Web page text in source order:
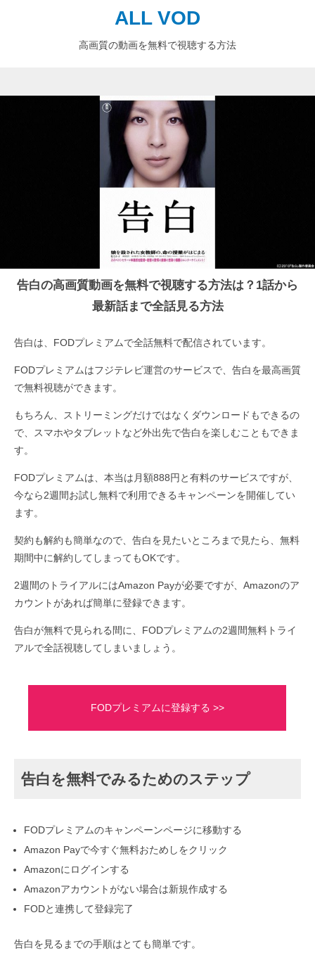
ALL VOD
高画質の動画を無料で視聴する方法
告白の高画質動画を無料で視聴する方法は？1話から
最新話まで全話見る方法
告白は、FODプレミアムで全話無料で配信されています。
FODプレミアムはフジテレビ運営のサービスで、告白を最高画質
で無料視聴ができます。
もちろん、ストリーミングだけではなくダウンロードもできるの
で、スマホやタブレットなど外出先で告白を楽しむこともできま
す。
FODプレミアムは、本当は月額888円と有料のサービスですが、
今なら2週間お試し無料で利用できるキャンペーンを開催してい
ます。
契約も解約も簡単なので、告白を見たいところまで見たら、無料
期間中に解約してしまってもOKです。
2週間のトライアルにはAmazon Payが必要ですが、Amazonのア
カウントがあれば簡単に登録できます。
告白が無料で見られる間に、FODプレミアムの2週間無料トライ
アルで全話視聴してしまいましょう。
FODプレミアムに登録する >>
告白を無料でみるためのステップ
FODプレミアムのキャンペーンページに移動する
Amazon Payで今すぐ無料おためしをクリック
Amazonにログインする
Amazonアカウントがない場合は新規作成する
FODと連携して登録完了
告白を見るまでの手順はとても簡単です。